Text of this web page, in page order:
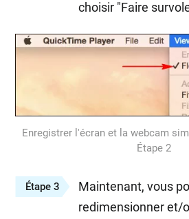
choisir "Faire
Enregistrer l'écran et la webcam
Étape 2
Étape 3
Maintenant, vous
redimensionner et/